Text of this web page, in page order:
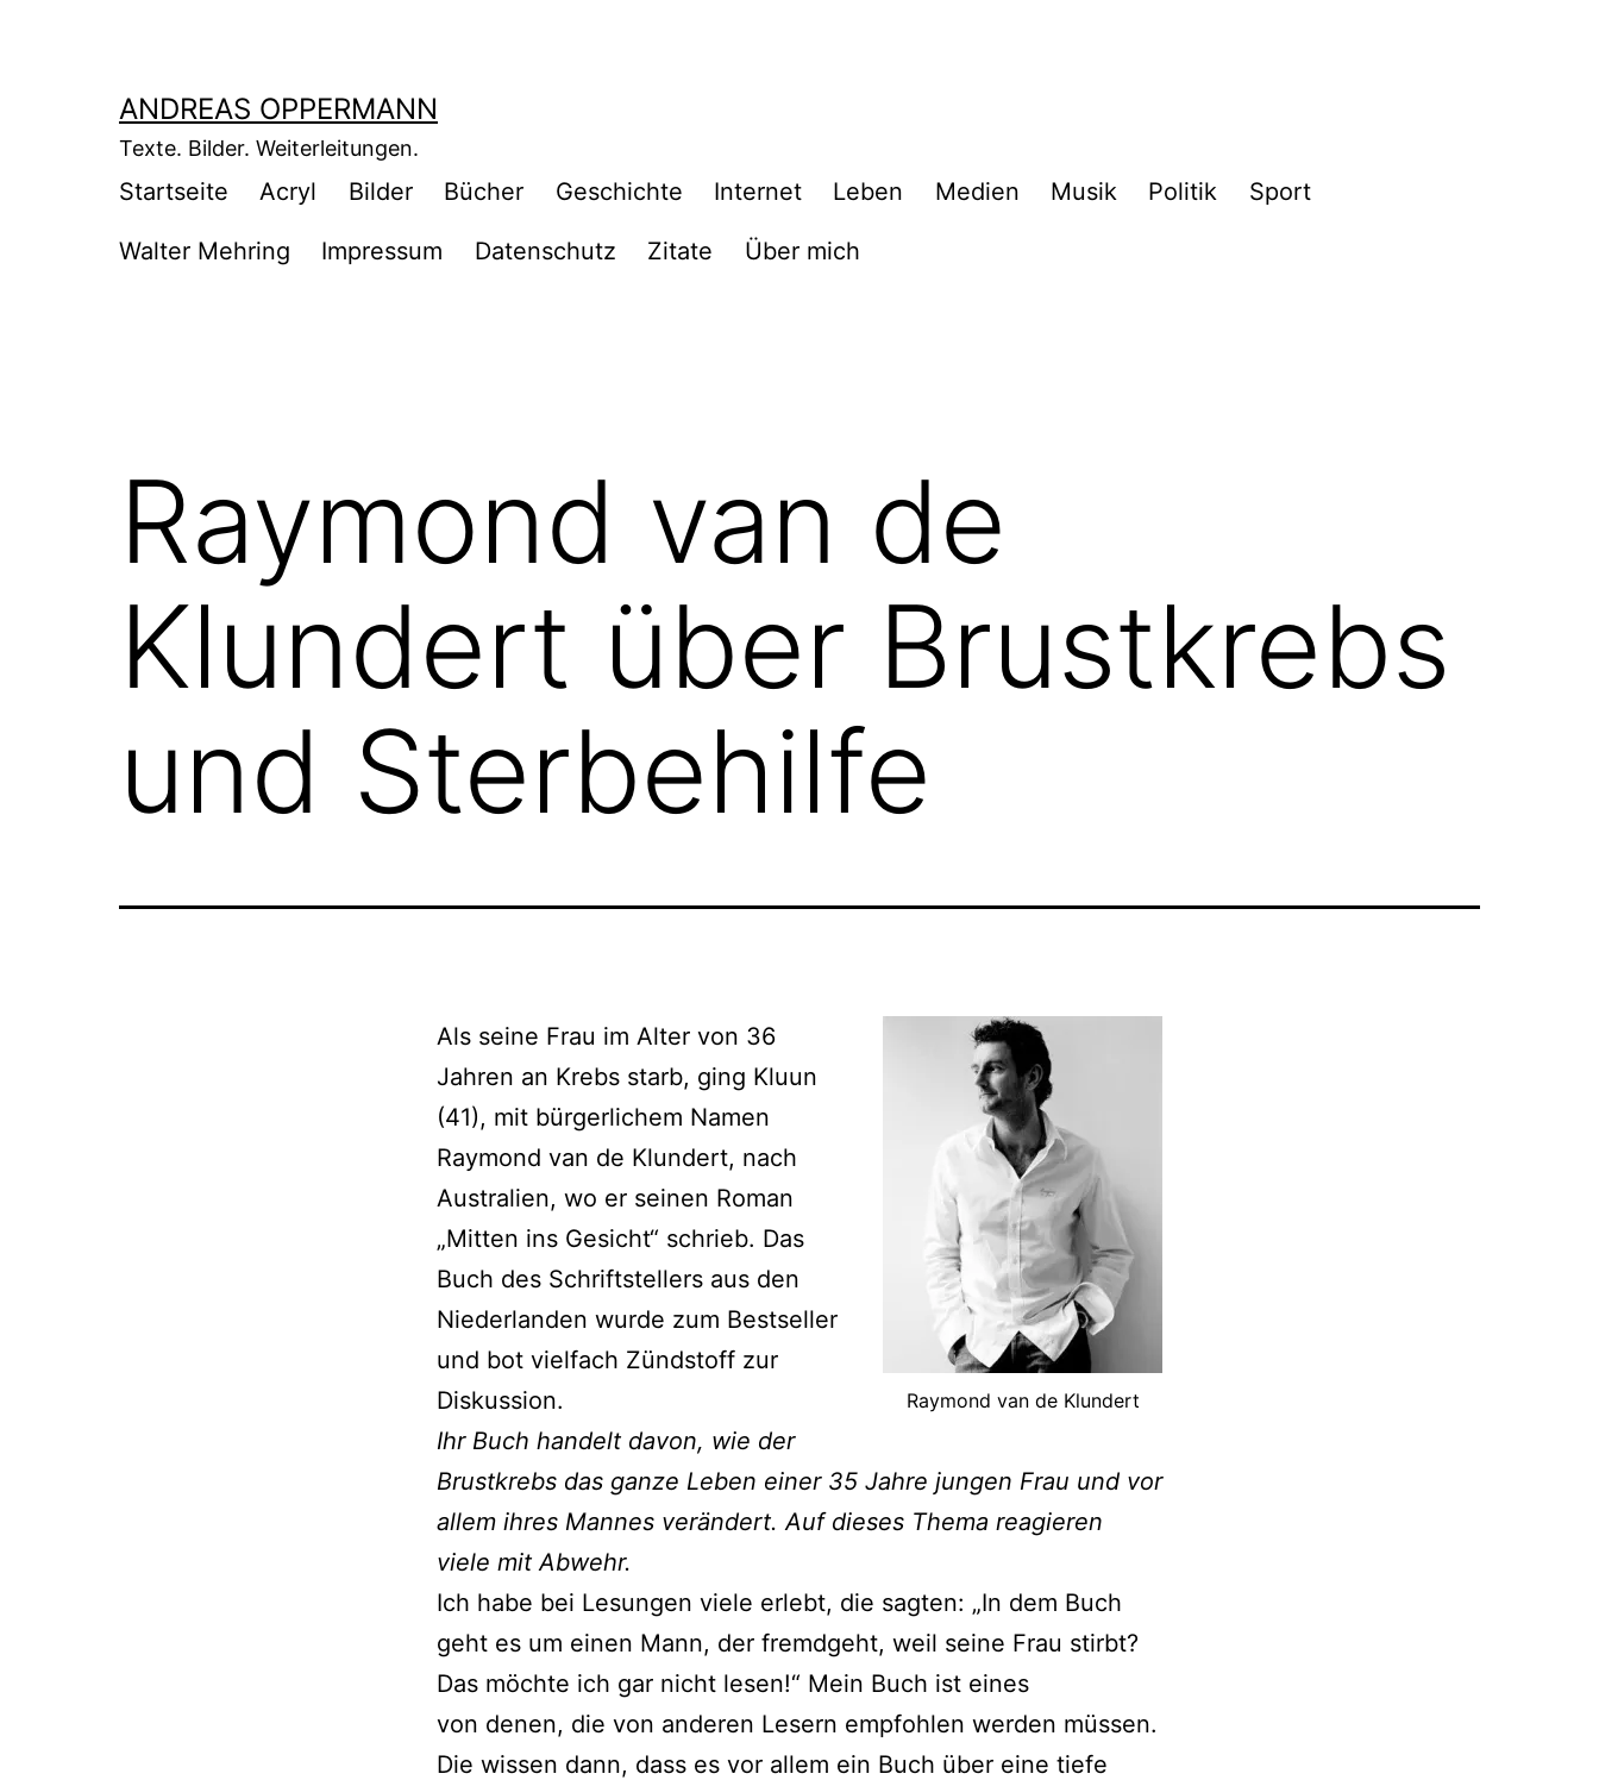
ANDREAS OPPERMANN
Texte. Bilder. Weiterleitungen.
Startseite Acryl Bilder Bücher Geschichte Internet Leben Medien Musik Politik Sport
Walter Mehring Impressum Datenschutz Zitate Über mich
Raymond van de
Klundert über Brustkrebs
und Sterbehilfe
Raymond van de Klundert
Als seine Frau im Alter von 36
Jahren an Krebs starb, ging Kluun
(41), mit bürgerlichem Namen
Raymond van de Klundert, nach
Australien, wo er seinen Roman
„Mitten ins Gesicht“ schrieb. Das
Buch des Schriftstellers aus den
Niederlanden wurde zum Bestseller
und bot vielfach Zündstoff zur
Diskussion.
Ihr Buch handelt davon, wie der
Brustkrebs das ganze Leben einer 35 Jahre jungen Frau und vor
allem ihres Mannes verändert. Auf dieses Thema reagieren
viele mit Abwehr.
Ich habe bei Lesungen viele erlebt, die sagten: „In dem Buch
geht es um einen Mann, der fremdgeht, weil seine Frau stirbt?
Das möchte ich gar nicht lesen!“ Mein Buch ist eines
von denen, die von anderen Lesern empfohlen werden müssen.
Die wissen dann, dass es vor allem ein Buch über eine tiefe